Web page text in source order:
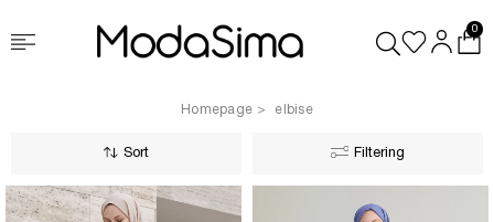
0
Homepage elbise
Filtering
Sort